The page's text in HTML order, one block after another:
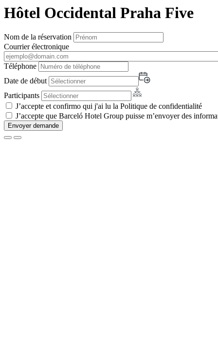
Hôtel Occidental Praha Five
Nom de la réservation
Courrier électronique
Téléphone
Date de début
Participants
J’accepte et confirmo qui j'ai lu la Politique de confidentialité
J’accepte que Barceló Hotel Group puisse m’envoyer des
Envoyer demande